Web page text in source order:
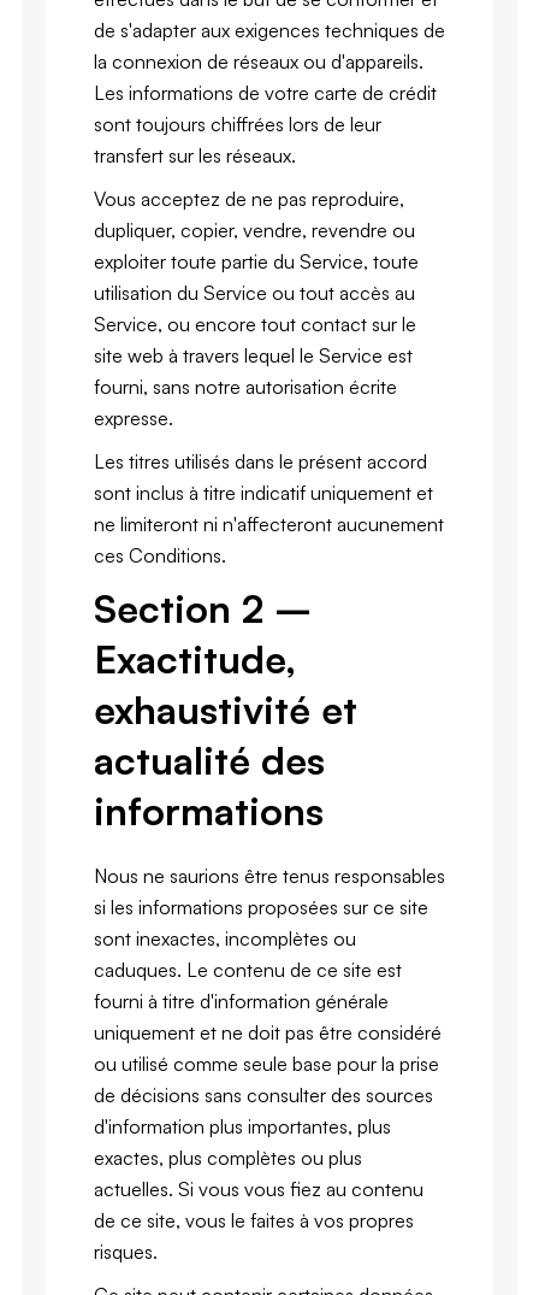
de s'adapter aux exigences techniques de
la connexion de réseaux ou d'appareils.
Les informations de votre carte de crédit
sont toujours chiffrées lors de leur
transfert sur les réseaux.
Vous acceptez de ne pas reproduire,
dupliquer, copier, vendre, revendre ou
exploiter toute partie du Service, toute
utilisation du Service ou tout accès au
Service, ou encore tout contact sur le
site web à travers lequel le Service est
fourni, sans notre autorisation écrite
expresse.
Les titres utilisés dans le présent accord
sont inclus à titre indicatif uniquement et
ne limiteront ni n'affecteront aucunement
ces Conditions.
Section 2 –
Exactitude,
exhaustivité et
actualité des
informations
Nous ne saurions être tenus responsables
si les informations proposées sur ce site
sont inexactes, incomplètes ou
caduques. Le contenu de ce site est
fourni à titre d'information générale
uniquement et ne doit pas être considéré
ou utilisé comme seule base pour la prise
de décisions sans consulter des sources
d'information plus importantes, plus
exactes, plus complètes ou plus
actuelles. Si vous vous fiez au contenu
de ce site, vous le faites à vos propres
risques.